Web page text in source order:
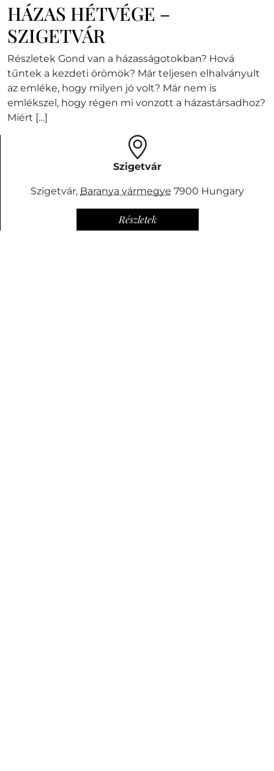
HÁZAS HÉTVÉGE –
SZIGETVÁR
Részletek Gond van a házasságotokban? Hová
tűntek a kezdeti örömök? Már teljesen elhalványult
az emléke, hogy milyen jó volt? Már nem is
emlékszel, hogy régen mi vonzott a házastársadhoz?
Miért […]
Szigetvár
Szigetvár, Baranya vármegye 7900 Hungary
Részletek